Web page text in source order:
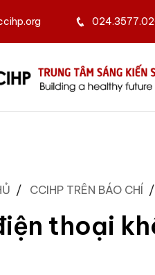
CCIHP TRÊN BÁO CHÍ
thoại